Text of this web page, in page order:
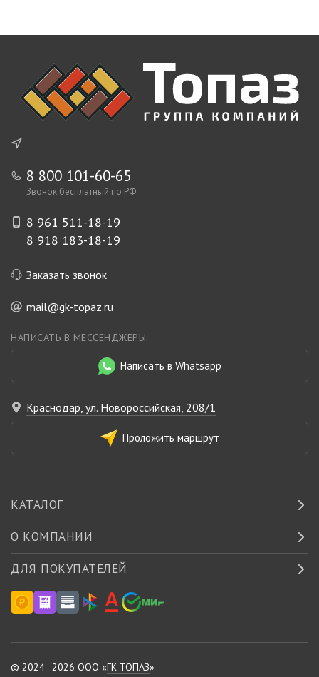
8 800 101-60-65
Звонок бесплатный по РФ
8 961 511-18-19
8 918 183-18-19
Заказать звонок
mail@gk-topaz.ru
НАПИСАТЬ В МЕССЕНДЖЕРЫ:
Написать в Whatsapp
Краснодар, ул. Новороссийская, 208/1
Проложить маршрут
КАТАЛОГ
О КОМПАНИИ
ДЛЯ ПОКУПАТЕЛЕЙ
© 2024–2026 ООО «ГК ТОПАЗ»